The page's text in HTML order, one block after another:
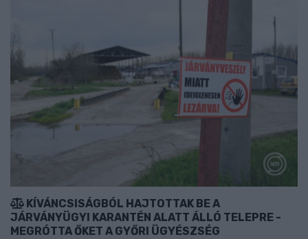
KÍVÁNCSISÁGBÓL HAJTOTTAK BE A
JÁRVÁNYÜGYI KARANTÉN ALATT ÁLLÓ TELEPRE -
MEGRÓTTA ŐKET A GYŐRI ÜGYÉSZSÉG